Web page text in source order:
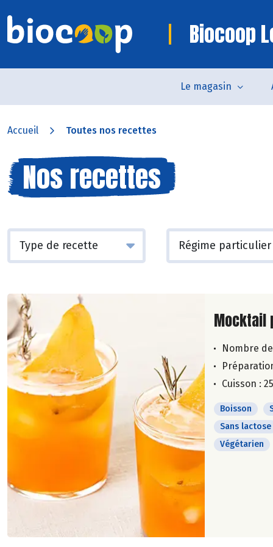
Biocoop
Le magasin
Accueil Toutes nos recettes
Nos recettes
Lire la
Mocktail
Nombre
Cuisson :
Boisson
Sans lactose
Végétarien